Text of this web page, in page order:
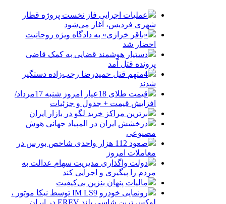
عملیات اجرایی فاز نخست پروژه قطار
شهری فردیس، آغاز می‌شود
«باقر خرازی» به دادگاه ویژه روحانیت
احضار شد
دستیار هوشمند قضایی به کمک قاضی
پرونده قتل آمد
4متهم قتل حمیدرضا رجب‌زاده دستگیر
شدند
قیمت طلای 18عیار امروز شنبه 17مرداد/
افزایش قیمت + جدول و جزئیات
برترین مراکز خرید لگو در بازار ایران
درخشش ایران در المپیاد جهانی هوش
مصنوعی
صعود 112 هزار واحدی شاخص بورس در
معاملات امروز
دولت واگذاری مدیریت سهام عدالت به
مردم را پیگیری و اجرایی کند
مالیات پنهان بنزین بی‌کیفیت
رونمایی خودرو IM LS9 توسط نیکا موتور ،